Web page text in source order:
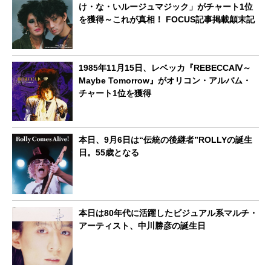
け・な・いルージュマジック」がチャート1位
を獲得～これが真相！ FOCUS記事掲載顛末記
1985年11月15日、レベッカ『REBECCAⅣ～
Maybe Tomorrow』がオリコン・アルバム・
チャート1位を獲得
本日、9月6日は“伝統の後継者”ROLLYの誕生
日。55歳となる
本日は80年代に活躍したビジュアル系マルチ・
アーティスト、中川勝彦の誕生日